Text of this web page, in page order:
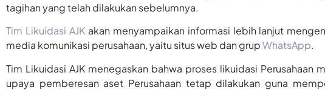
tagihan yang telah dilakukan sebelumnya.
Tim Likuidasi AJKakan menyampaikan informasi lebih lanjut
media komunikasi perusahaan, yaitu situs web dan grupWhatsApp.
Tim Likuidasi AJK menegaskan bahwa proses likuidasi Perusahaan
upaya pemberesan aset Perusahaan tetap dilakukan guna